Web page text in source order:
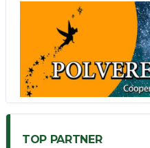
TOP PARTNER